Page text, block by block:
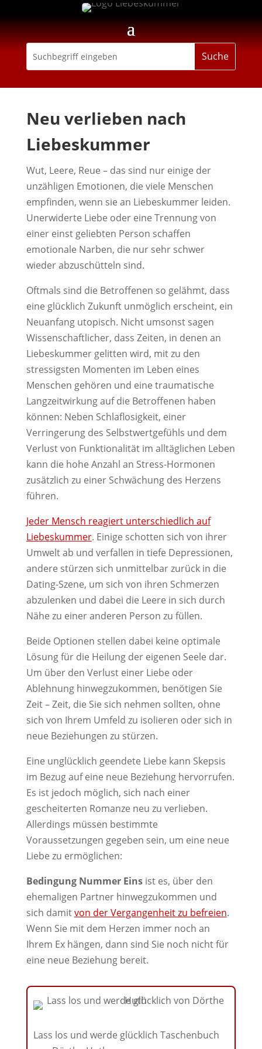
Neu verlieben nach
Liebeskummer
Wut, Leere, Reue – das sind nur einige der
unzähligen Emotionen, die viele Menschen
empfinden, wenn sie an Liebeskummer leiden.
Unerwiderte Liebe oder eine Trennung von
einer einst geliebten Person schaffen
emotionale Narben, die nur sehr schwer
wieder abzuschütteln sind.
Oftmals sind die Betroffenen so gelähmt, dass
eine glücklich Zukunft unmöglich erscheint, ein
Neuanfang utopisch. Nicht umsonst sagen
Wissenschaftlicher, dass Zeiten, in denen an
Liebeskummer gelitten wird, mit zu den
stressigsten Momenten im Leben eines
Menschen gehören und eine traumatische
Langzeitwirkung auf die Betroffenen haben
können: Neben Schlaflosigkeit, einer
Verringerung des Selbstwertgefühls und dem
Verlust von Funktionalität im alltäglichen Leben
kann die hohe Anzahl an Stress-Hormonen
zusätzlich zu einer Schwächung des Herzens
führen.
Jeder Mensch reagiert unterschiedlich auf
Liebeskummer. Einige schotten sich von ihrer
Umwelt ab und verfallen in tiefe Depressionen,
andere stürzen sich unmittelbar zurück in die
Dating-Szene, um sich von ihren Schmerzen
abzulenken und dabei die Leere in sich durch
Nähe zu einer anderen Person zu füllen.
Beide Optionen stellen dabei keine optimale
Lösung für die Heilung der eigenen Seele dar.
Um über den Verlust einer Liebe oder
Ablehnung hinwegzukommen, benötigen Sie
Zeit – Zeit, die Sie sich nehmen sollten, ohne
sich von Ihrem Umfeld zu isolieren oder sich in
neue Beziehungen zu stürzen.
Eine unglücklich geendete Liebe kann Skepsis
im Bezug auf eine neue Beziehung hervorrufen.
Es ist jedoch möglich, sich nach einer
gescheiterten Romanze neu zu verlieben.
Allerdings müssen bestimmte
Voraussetzungen gegeben sein, um eine neue
Liebe zu ermöglichen:
Bedingung Nummer Einsist es, über den
ehemaligen Partner hinwegzukommen und
sich damitvon der Vergangenheit zu befreien.
Wenn Sie mit dem Herzen immer noch an
Ihrem Ex hängen, dann sind Sie noch nicht für
eine neue Beziehung bereit.
Lass los und werde glücklich Taschenbuch